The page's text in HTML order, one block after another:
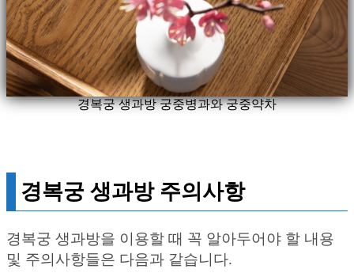
경복궁 생과방 궁중병과와 궁중약차
경복궁 생과방 주의사항
경복궁 생과방을 이용할 때 꼭 알아두어야 할 내용
및 주의사항들은 다음과 같습니다.